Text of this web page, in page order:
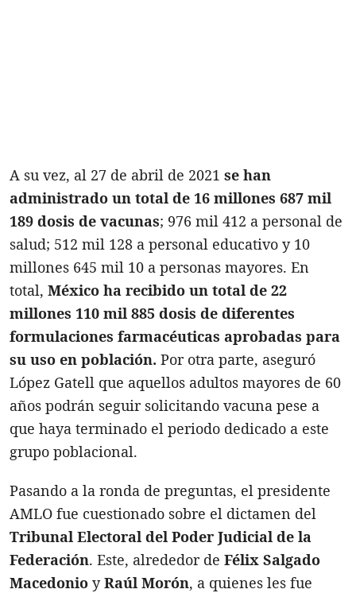
A su vez, al 27 de abril de 2021 se han
administrado un total de 16 millones 687 mil
189 dosis de vacunas; 976 mil 412 a personal de
salud; 512 mil 128 a personal educativo y 10
millones 645 mil 10 a personas mayores. En
total, México ha recibido un total de 22
millones 110 mil 885 dosis de diferentes
formulaciones farmacéuticas aprobadas para
su uso en población. Por otra parte, aseguró
López Gatell que aquellos adultos mayores de 60
años podrán seguir solicitando vacuna pese a
que haya terminado el periodo dedicado a este
grupo poblacional.
Pasando a la ronda de preguntas, el presidente
AMLO fue cuestionado sobre el dictamen del
Tribunal Electoral del Poder Judicial de la
Federación. Este, alrededor de Félix Salgado
Macedonio yRaúl Morón, a quienes les fue